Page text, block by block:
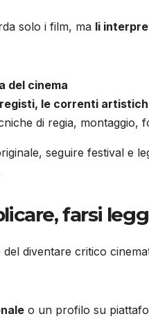
solo i film, ma li
del cinema
le correnti
di regia, montaggio,
seguire festival e
farsi
diventare critico
o un profilo su